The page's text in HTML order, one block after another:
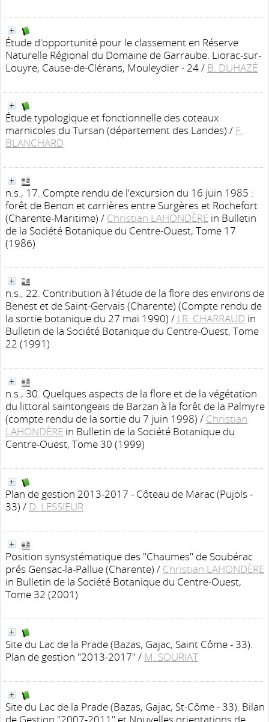
Étude d'opportunité pour le classement en Réserve
Naturelle Régional du Domaine de Garraube. Liorac-sur-
Louyre, Cause-de-Clérans, Mouleydier - 24/ B. DUHAZÉ
Étude typologique et fonctionnelle des coteaux
marnicoles du Tursan (département des Landes) / F.
BLANCHARD
n.s., 17. Compte rendu de l'excursion du 16 juin 1985 :
forêt de Benon et carrières entre Surgères et Rochefort
(Charente-Maritime) / Christian LAHONDÈRE in Bulletin
de la Société Botanique du Centre-Ouest, Tome 17
(1986)
n.s., 22. Contribution à l'étude de la flore des environs de
Benest et de Saint-Gervais (Charente) (Compte rendu de
la sortie botanique du 27 mai 1990) / J.R. CHARRAUD in
Bulletin de la Société Botanique du Centre-Ouest, Tome
22 (1991)
n.s., 30. Quelques aspects de la flore et de la végétation
du littoral saintongeais de Barzan à la forêt de la Palmyre
(compte rendu de la sortie du 7 juin 1998) / Christian
LAHONDÈRE in Bulletin de la Société Botanique du
Centre-Ouest, Tome 30 (1999)
Plan de gestion 2013-2017 - Côteau de Marac (Pujols -
33) / D. LESSIEUR
Position synsystématique des "Chaumes" de Soubérac
prés Gensac-la-Pallue (Charente) / Christian LAHONDÈRE
in Bulletin de la Société Botanique du Centre-Ouest,
Tome 32 (2001)
Site du Lac de la Prade (Bazas, Gajac, Saint Côme - 33).
Plan de gestion "2013-2017" / M. SOURIAT
Site du Lac de la Prade (Bazas, Gajac, St-Côme - 33). Bilan